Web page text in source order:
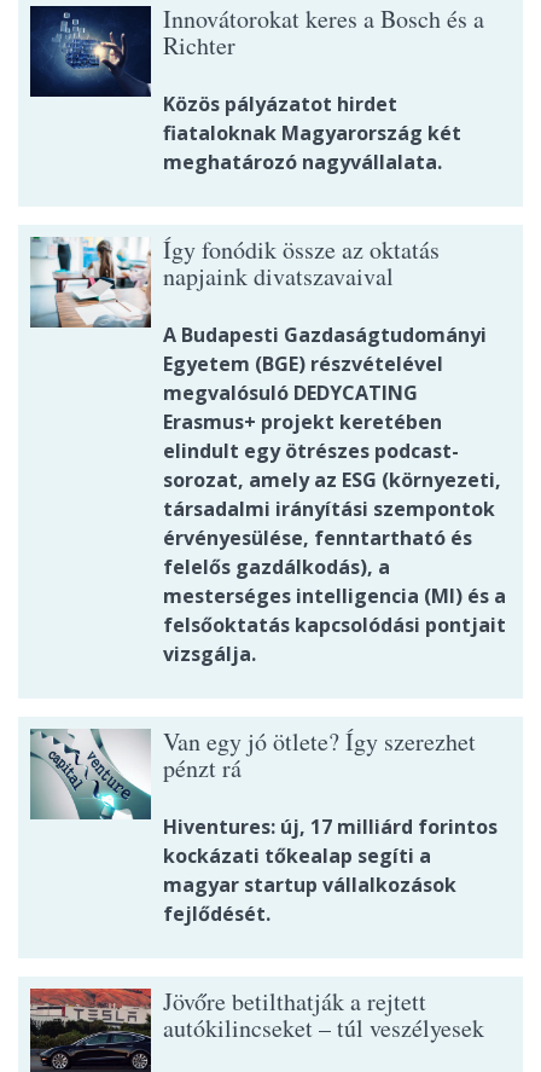
Innovátorokat keres a Bosch és a
Richter
Közös pályázatot hirdet
fiataloknak Magyarország két
meghatározó nagyvállalata.
Így fonódik össze az oktatás
napjaink divatszavaival
A Budapesti Gazdaságtudományi
Egyetem (BGE) részvételével
megvalósuló DEDYCATING
Erasmus+ projekt keretében
elindult egy ötrészes podcast-
sorozat, amely az ESG (környezeti,
társadalmi irányítási szempontok
érvényesülése, fenntartható és
felelős gazdálkodás), a
mesterséges intelligencia (MI) és a
felsőoktatás kapcsolódási pontjait
vizsgálja.
Van egy jó ötlete? Így szerezhet
pénzt rá
Hiventures: új, 17 milliárd forintos
kockázati tőkealap segíti a
magyar startup vállalkozások
fejlődését.
Jövőre betilthatják a rejtett
autókilincseket – túl veszélyesek